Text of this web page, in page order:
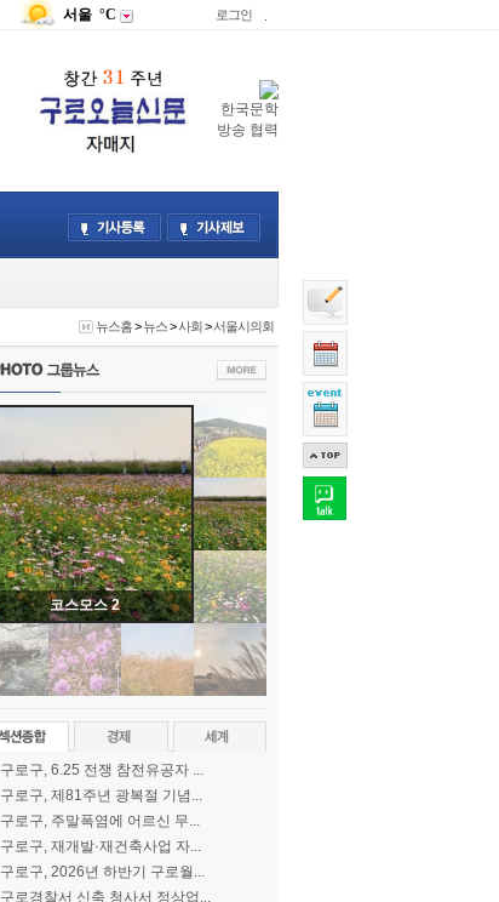
서울 °C 로그인
한국문학
방송 협력
뉴스홈>뉴스>사회>서울시의회
코스모스 2
구로구, 6.25 전쟁 참전유공자 ...
구로구, 제81주년 광복절 기념...
구로구, 주말폭염에 어르신 무...
구로구, 재개발·재건축사업 자...
구로구, 2026년 하반기 구로월...
구로경찰서 신축 청사서 정상업...